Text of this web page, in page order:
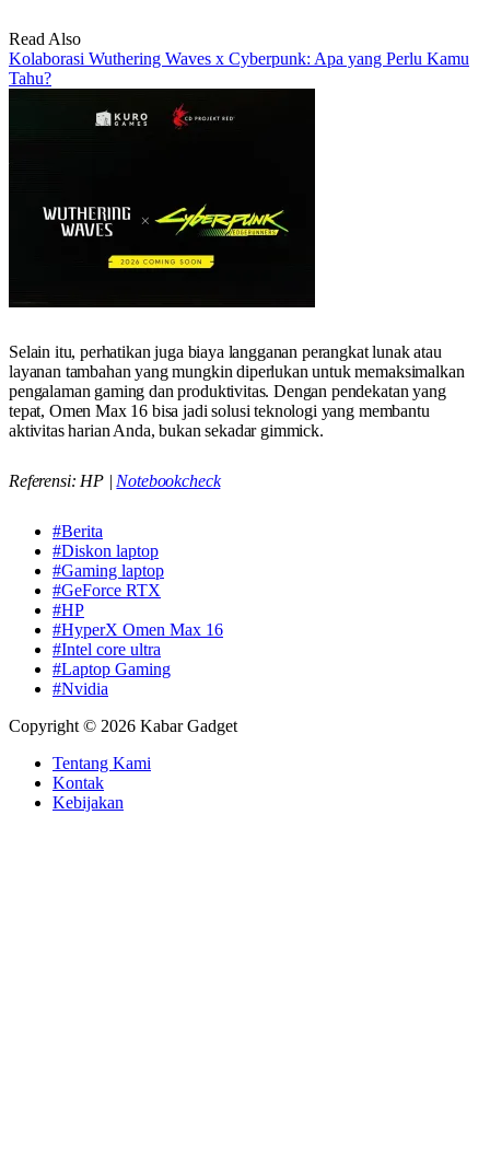
Read Also
Kolaborasi Wuthering Waves x Cyberpunk: Apa yang Perlu Kamu
Tahu?
Selain itu, perhatikan juga biaya langganan perangkat lunak atau
layanan tambahan yang mungkin diperlukan untuk memaksimalkan
pengalaman gaming dan produktivitas. Dengan pendekatan yang
tepat, Omen Max 16 bisa jadi solusi teknologi yang membantu
aktivitas harian Anda, bukan sekadar gimmick.
Referensi: HP | Notebookcheck
#Berita
#Diskon laptop
#Gaming laptop
#GeForce RTX
#HP
#HyperX Omen Max 16
#Intel core ultra
#Laptop Gaming
#Nvidia
Copyright © 2026 Kabar Gadget
Tentang Kami
Kontak
Kebijakan